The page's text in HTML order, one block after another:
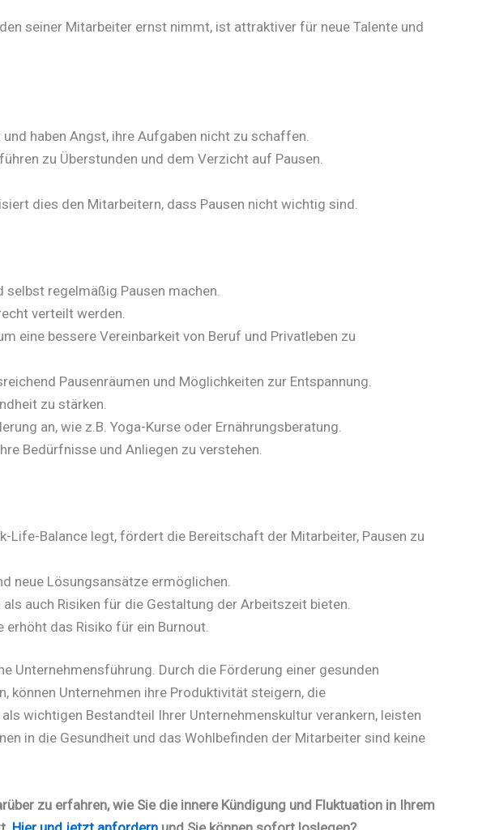
seiner Mitarbeiter ernst nimmt, ist attraktiver für neue Talente und
haben Angst, ihre Aufgaben nicht zu schaffen.
zu Überstunden und dem Verzicht auf Pausen.
dies den Mitarbeitern, dass Pausen nicht wichtig sind.
regelmäßig Pausen machen.
verteilt werden.
eine bessere Vereinbarkeit von Beruf und Privatleben zu
Pausenräumen und Möglichkeiten zur Entspannung.
zu stärken.
an, wie z.B. Yoga-Kurse oder Ernährungsberatung.
Bedürfnisse und Anliegen zu verstehen.
Life-Balance legt, fördert die Bereitschaft der Mitarbeiter, Pausen zu
neue Lösungsansätze ermöglichen.
auch Risiken für die Gestaltung der Arbeitszeit bieten.
das Risiko für ein Burnout.
Unternehmensführung. Durch die Förderung einer gesunden
Unternehmen ihre Produktivität steigern, die
wichtigen Bestandteil Ihrer Unternehmenskultur verankern, leisten
in die Gesundheit und das Wohlbefinden der Mitarbeiter sind keine
zu erfahren, wie Sie die innere Kündigung und Fluktuation in Ihrem